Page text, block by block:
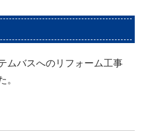
ムバスへのリフォーム工事
。